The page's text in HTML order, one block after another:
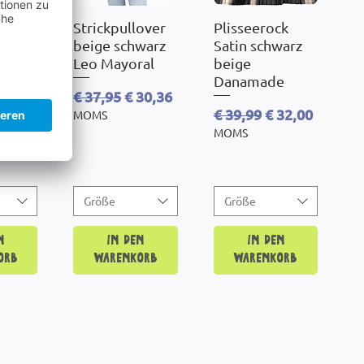
Preis
Schnellansicht
Strickpullover
beige schwarz
Leo Mayoral
Standardpreis
€ 37,95Sale-Preis
€ 30,36
MOMS
Größe
In den
Warenkorb
Schnellansicht
Plisseerock
Satin schwarz
beige
Danamade
Standardpreis
€ 39,99Sale-Preis
€ 32,00
MOMS
Größe
In den
Warenkorb